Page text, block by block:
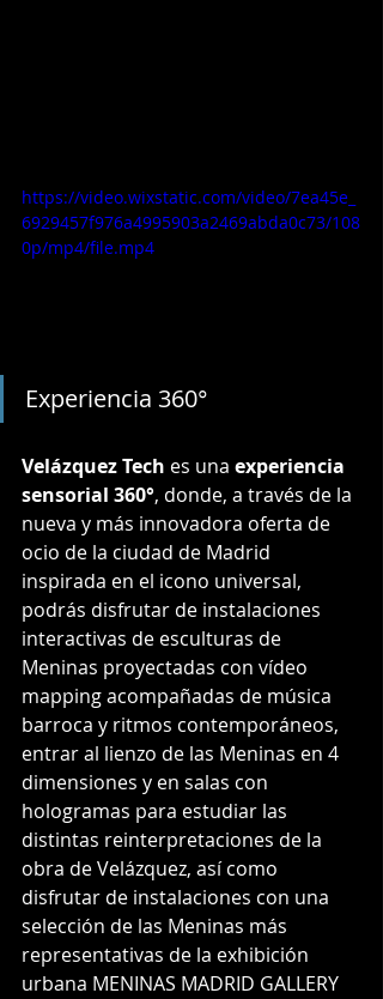
https://video.wixstatic.com/video/7ea45e_
6929457f976a4995903a2469abda0c73/108
0p/mp4/file.mp4
Experiencia 360°
Velázquez Tech es una experiencia
sensorial 360°, donde, a través de la
nueva y más innovadora oferta de
ocio de la ciudad de Madrid
inspirada en el icono universal,
podrás disfrutar de instalaciones
interactivas de esculturas de
Meninas proyectadas con vídeo
mapping acompañadas de música
barroca y ritmos contemporáneos,
entrar al lienzo de las Meninas en 4
dimensiones y en salas con
hologramas para estudiar las
distintas reinterpretaciones de la
obra de Velázquez, así como
disfrutar de instalaciones con una
selección de las Meninas más
representativas de la exhibición
urbana MENINAS MADRID GALLERY